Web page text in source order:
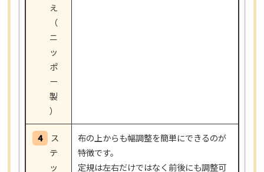
え
（
ニ
ッ
ポ
ー
製
）
4
ス
テ
ッ
布の上からも幅調整を簡単にできるのが
特徴です。
定規は左右だけではなく前後にも調整可